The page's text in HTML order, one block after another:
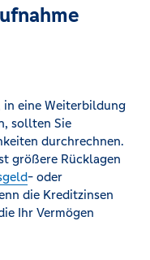
in eine Weiterbildung
sollten Sie
durchrechnen.
größere Rücklagen
- oder
die Kreditzinsen
Ihr Vermögen